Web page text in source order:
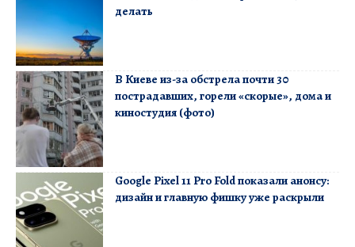
делать
В Киеве из-за обстрела почти 30
пострадавших, горели «скорые», дома и
киностудия (фото)
Google Pixel 11 Pro Fold показали анонсу:
дизайн и главную фишку уже раскрыли